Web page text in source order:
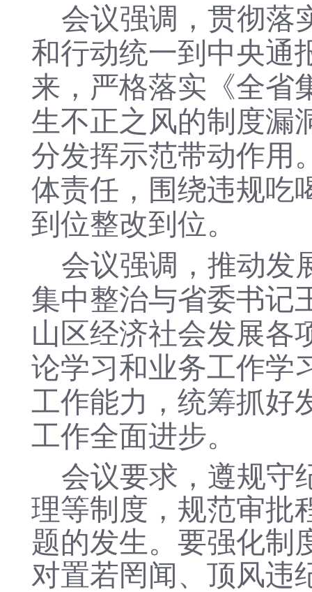
会议强调，贯彻落
和行动统一到中央通
来，严格落实《全省
生不正之风的制度漏
分发挥示范带动作用
体责任， 围绕违规吃
到位整改到位。
会议强调，推动发
集中整治与省委书记
山区经济社会发展各
论学习和业务工作学
工作能力，统筹抓好
工作全面进步。
会议要求，遵规守
理等制度，规范审批
题的发生。要强化制
对置若罔闻、顶风违